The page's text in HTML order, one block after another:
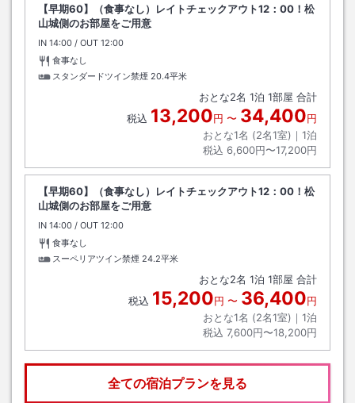
【早期60】（食事なし）レイトチェックアウト12：00！松
山城側のお部屋をご用意
IN チェックイン
14:00 / OUT チェックアウト
12:00
食事なし
スタンダードツイン禁煙 20.4平米
おとな2名 1泊 1部屋 合計
税込 13,200円 〜 34,400円
おとな1名 (2名1室)｜ 1泊
税込 6,600円〜17,200円
【早期60】（食事なし）レイトチェックアウト12：00！松
山城側のお部屋をご用意
IN チェックイン
14:00 / OUT チェックアウト
12:00
食事なし
スーペリアツイン禁煙 24.2平米
おとな2名 1泊 1部屋 合計
税込 15,200円 〜 36,400円
おとな1名 (2名1室)｜ 1泊
税込 7,600円〜18,200円
全ての宿泊プランを見る